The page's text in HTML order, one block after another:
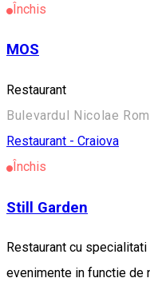
Închis
MOS
Restaurant
Restaurant - Craiova
Închis
Still Garden
Restaurant cu
evenimente in functie de